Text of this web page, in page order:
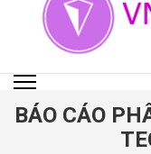
chuyên viên đầu tư chứng
đặc biệt cam kết tuân thủ
trong nghề nghiệp.
BÁO CÁO